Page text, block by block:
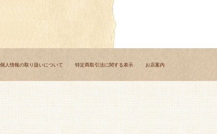
個人情報の取り扱いについて 特定商取引法に関する表示 お店案内